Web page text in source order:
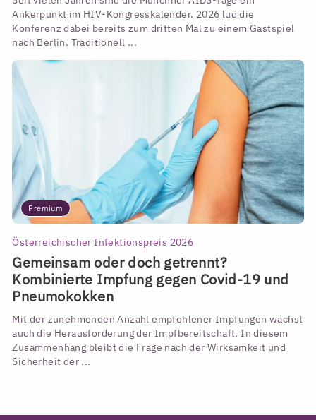
Ankerpunkt im HIV-Kongresskalender. 2026 lud die
Konferenz dabei bereits zum dritten Mal zu einem Gastspiel
nach Berlin. Traditionell ...
Premium
Österreichischer Infektionspreis 2026
Gemeinsam oder doch getrennt?
Kombinierte Impfung gegen Covid-19 und
Pneumokokken
Mit der zunehmenden Anzahl empfohlener Impfungen wächst
auch die Herausforderung der Impfbereitschaft. In diesem
Zusammenhang bleibt die Frage nach der Wirksamkeit und
Sicherheit der ...